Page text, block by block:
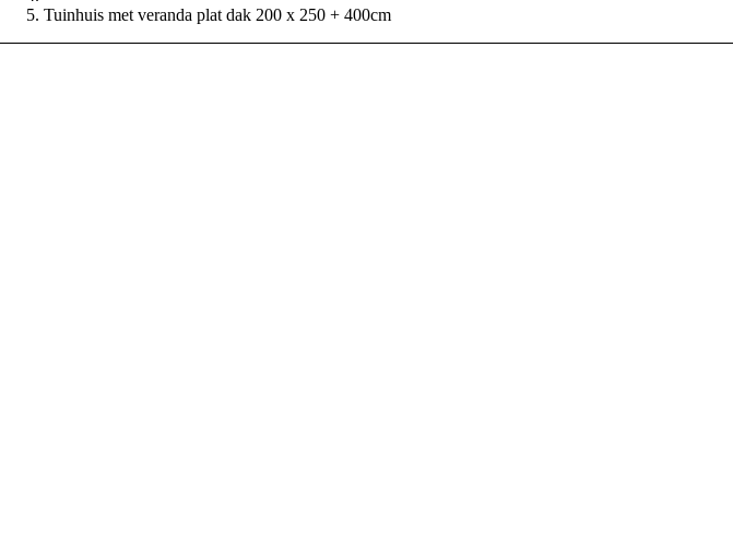
Tuinhuis met veranda plat dak 200 x 250 + 400cm